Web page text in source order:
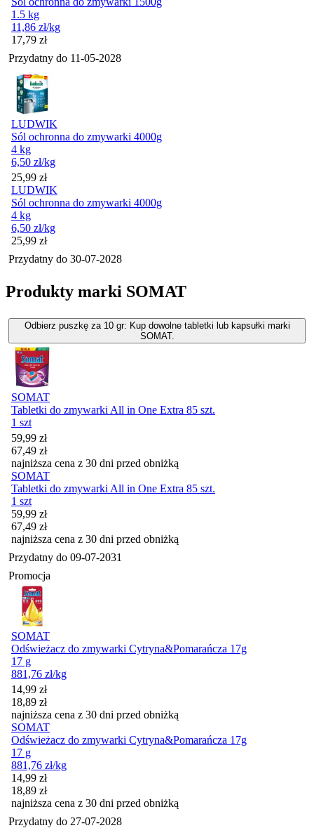
1.5 kg
11,86 zł/kg
Cena
17,79 zł
Przydatny do 11-05-2028
LUDWIK
Sól ochronna do zmywarki 4000g
4 kg
6,50 zł/kg
Cena
25,99 zł
LUDWIK
Sól ochronna do zmywarki 4000g
4 kg
6,50 zł/kg
Cena
25,99 zł
Przydatny do 30-07-2028
Produkty marki SOMAT
Odbierz puszkę za 10 gr: Kup dowolne tabletki lub kapsułki marki
SOMAT.
SOMAT
Tabletki do zmywarki All in One Extra 85 szt.
1 szt
Cena promocyjna
59,99 zł
67,49 zł
najniższa cena z 30 dni przed obniżką
SOMAT
Tabletki do zmywarki All in One Extra 85 szt.
1 szt
Cena promocyjna
59,99 zł
67,49 zł
najniższa cena z 30 dni przed obniżką
Przydatny do 09-07-2031
Promocja
SOMAT
Odświeżacz do zmywarki Cytryna&Pomarańcza 17g
17 g
881,76 zł/kg
Cena promocyjna
14,99 zł
18,89 zł
najniższa cena z 30 dni przed obniżką
SOMAT
Odświeżacz do zmywarki Cytryna&Pomarańcza 17g
17 g
881,76 zł/kg
Cena promocyjna
14,99 zł
18,89 zł
najniższa cena z 30 dni przed obniżką
Przydatny do 27-07-2028